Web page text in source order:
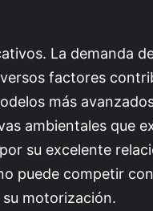
La demanda
factores
más
ambientales que
su excelente
puede competir
motorización.